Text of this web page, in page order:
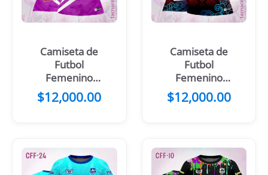
Camiseta de
Futbol
Femenino
Morado Blanco
Rayas
$12,000.00
Camiseta de
Futbol
Femenino
Negro Morado
Flores
$12,000.00